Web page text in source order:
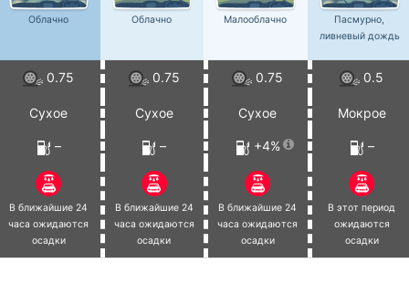
Облачно Облачно Малооблачно
Пасмурно,
ливневый дождь
0.75 0.75 0.75 0.5
Сухое Сухое Сухое Мокрое
– – +4% –
В ближайшие 24
часа ожидаются
осадки
В ближайшие 24
часа ожидаются
осадки
В ближайшие 24
часа ожидаются
осадки
В этот период
ожидаются
осадки